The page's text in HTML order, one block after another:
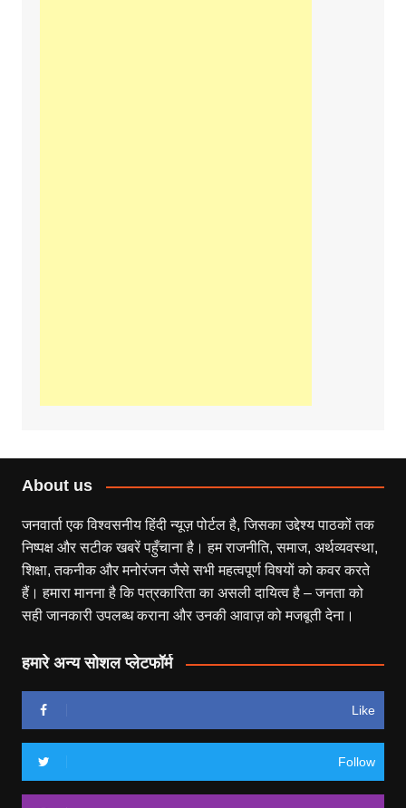
About us
जनवार्ता एक विश्वसनीय हिंदी न्यूज़ पोर्टल है, जिसका उद्देश्य पाठकों तक
निष्पक्ष और सटीक खबरें पहुँचाना है। हम राजनीति, समाज, अर्थव्यवस्था,
शिक्षा, तकनीक और मनोरंजन जैसे सभी महत्वपूर्ण विषयों को कवर करते
हैं। हमारा मानना है कि पत्रकारिता का असली दायित्व है – जनता को
सही जानकारी उपलब्ध कराना और उनकी आवाज़ को मजबूती देना।
हमारे अन्य सोशल प्लेटफॉर्म
Like
Follow